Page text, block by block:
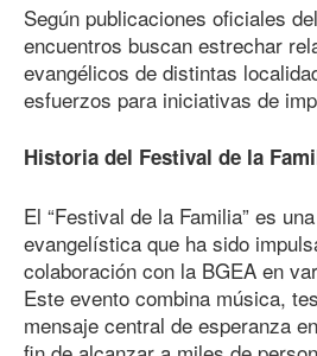
Según publicaciones oficiales
encuentros buscan estrechar
evangélicos de distintas
esfuerzos para iniciativas de
Historia del Festival de la
El “Festival de la Familia” es
evangelística que ha sido
colaboración con la BGEA en
Este evento combina música,
mensaje central de esperanza